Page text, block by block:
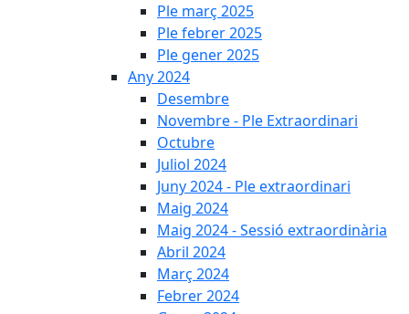
Ple març 2025
Ple febrer 2025
Ple gener 2025
Any 2024
Desembre
Novembre - Ple Extraordinari
Octubre
Juliol 2024
Juny 2024 - Ple extraordinari
Maig 2024
Maig 2024 - Sessió extraordinària
Abril 2024
Març 2024
Febrer 2024